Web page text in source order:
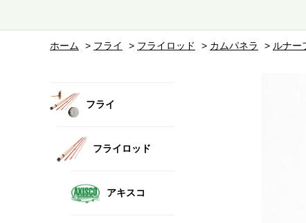
ホーム > フライ > フライロッド > カムパネラ > ルナー
フライ
フライロッド
アキスコ